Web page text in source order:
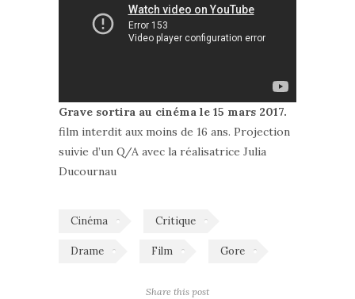
Grave sortira au cinéma le 15 mars 2017.
film interdit aux moins de 16 ans. Projection
suivie d’un Q/A avec la réalisatrice Julia
Ducournau
Cinéma Critique
Drame Film Gore
Share this post